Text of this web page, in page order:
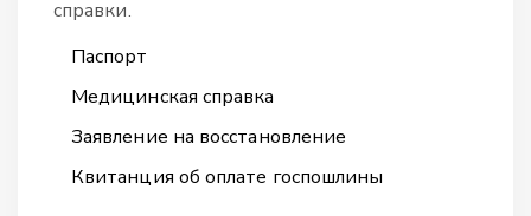
справки.
Паспорт
Медицинская справка
Заявление на восстановление
Квитанция об оплате госпошлины